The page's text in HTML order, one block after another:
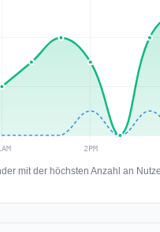
mit der höchsten Anzahl an